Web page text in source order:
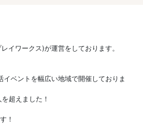
イワークス)が運営をしております。
ベントを幅広い地域で開催しておりま
超えました！
！